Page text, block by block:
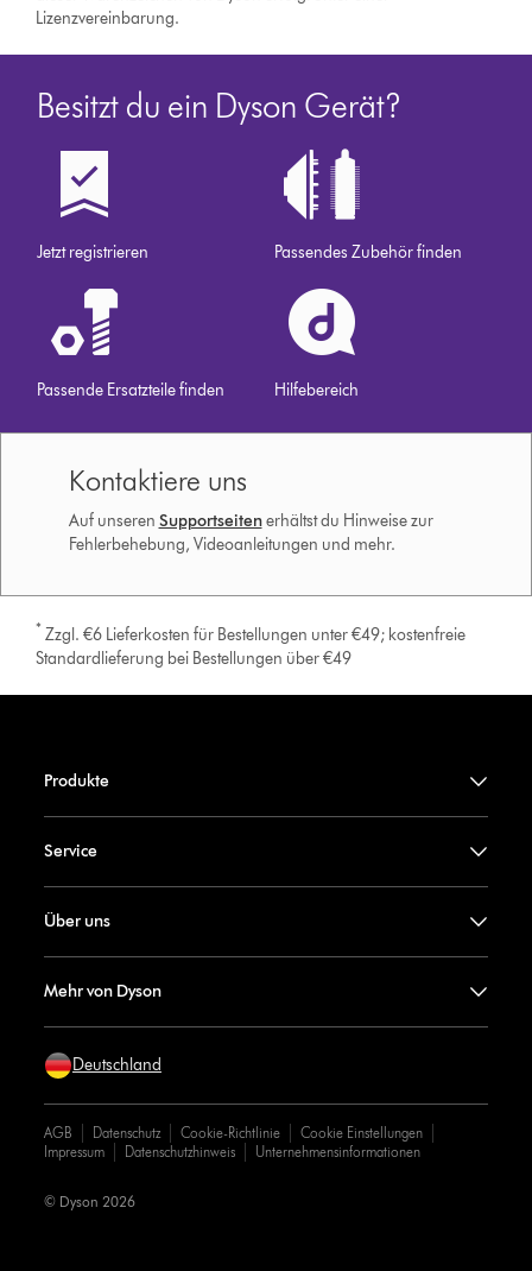
Lizenzvereinbarung.
Besitzt du ein Dyson Gerät?
Jetzt registrieren Passendes Zubehör finden
Passende Ersatzteile finden Hilfebereich
Kontaktiere uns
Auf unseren Supportseiten erhältst du Hinweise zur
Fehlerbehebung, Videoanleitungen und mehr.
* Zzgl. €6 Lieferkosten für Bestellungen unter €49; kostenfreie
Standardlieferung bei Bestellungen über €49
Produkte
Service
Über uns
Mehr von Dyson
Deutschland
AGB Datenschutz Cookie-Richtlinie
Cookie Einstellungen
Impressum
Datenschutzhinweis Unternehmensinformationen
© Dyson 2026